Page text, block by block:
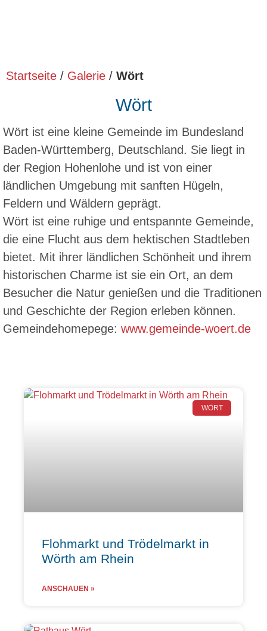
Startseite / Galerie / Wört
Wört
Wört ist eine kleine Gemeinde im Bundesland
Baden-Württemberg, Deutschland. Sie liegt in
der Region Hohenlohe und ist von einer
ländlichen Umgebung mit sanften Hügeln,
Feldern und Wäldern geprägt.
Wört ist eine ruhige und entspannte Gemeinde,
die eine Flucht aus dem hektischen Stadtleben
bietet. Mit ihrer ländlichen Schönheit und ihrem
historischen Charme ist sie ein Ort, an dem
Besucher die Natur genießen und die Traditionen
und Geschichte der Region erleben können.
Gemeindehomepege: www.gemeinde-woert.de
WÖRT
Flohmarkt und Trödelmarkt in
Wörth am Rhein
ANSCHAUEN »